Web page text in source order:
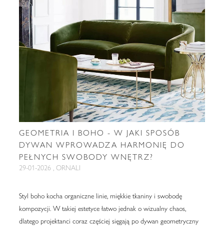
GEOMETRIA I BOHO - W JAKI SPOSÓB
DYWAN WPROWADZA HARMONIĘ DO
PEŁNYCH SWOBODY WNĘTRZ?
29-01-2026 , ORNALI
Styl boho kocha organiczne linie, miękkie tkaniny i swobodę
kompozycji. W takiej estetyce łatwo jednak o wizualny chaos,
dlatego projektanci coraz częściej sięgają po dywan geometryczny